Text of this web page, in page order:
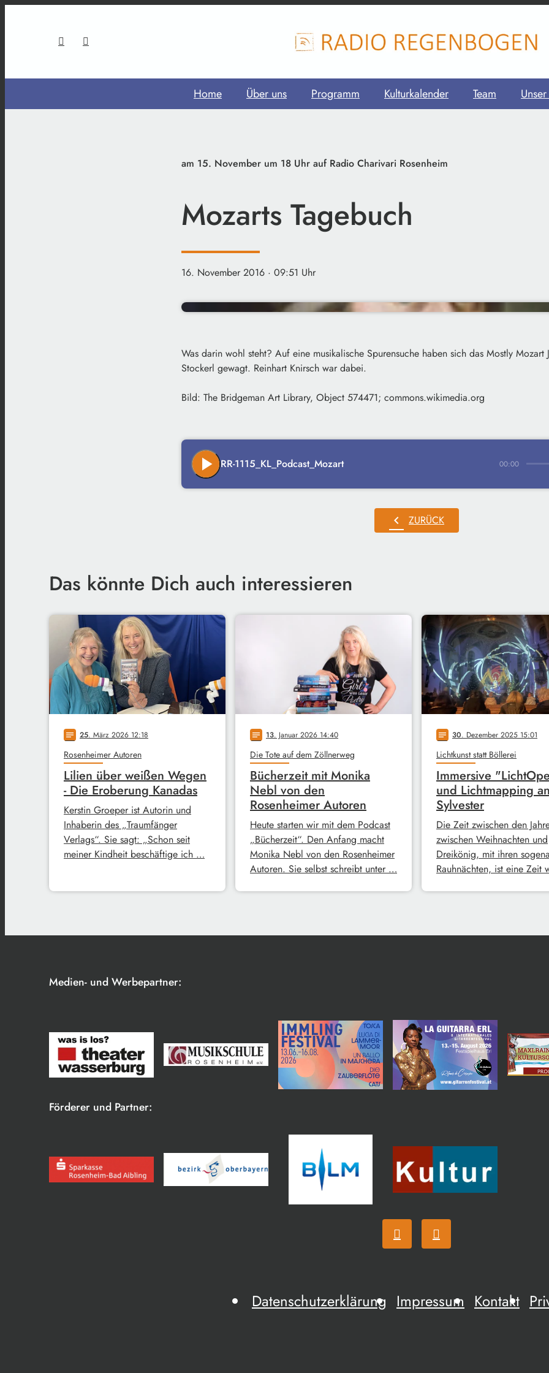
Home Über uns Programm Kulturkalender Team
am 15. November um 18 Uhr auf Radio Charivari Rosenheim
Mozarts Tagebuch
16. November 2016 · 09:51 Uhr
Was darin wohl steht? Auf eine musikalische Spurensuche haben sich das Mostly Mozart
Stockerl gewagt. Reinhart Knirsch war dabei.
Bild: The Bridgeman Art Library, Object 574471; commons.wikimedia.org
play_arrow RR-1115_KL_Podcast_Mozart 00:00
chevron_left ZURÜCK
Das könnte Dich auch interessieren
notes 25. März 2026 12:18
Rosenheimer Autoren
Lilien über weißen Wegen
- Die Eroberung Kanadas
Kerstin Groeper ist Autorin und
Inhaberin des „Traumfänger
Verlags“. Sie sagt: „Schon seit
meiner Kindheit beschäftige ich …
notes 13. Januar 2026 14:40
Die Tote auf dem Zöllnerweg
Bücherzeit mit Monika
Nebl von den
Rosenheimer Autoren
Heute starten wir mit dem Podcast
„Bücherzeit“. Den Anfang macht
Monika Nebl von den Rosenheimer
Autoren. Sie selbst schreibt unter …
notes 30. Dezember 2025 15:01
Lichtkunst statt Böllerei
Immersive
und Lichtmapping
Sylvester
Die Zeit zwischen den
zwischen Weihnachten und
Dreikönig, mit ihren
Rauhnächten, ist eine Zeit
Medien- und Werbepartner:
Förderer und Partner:
Datenschutzerklärung Impressum Kontakt